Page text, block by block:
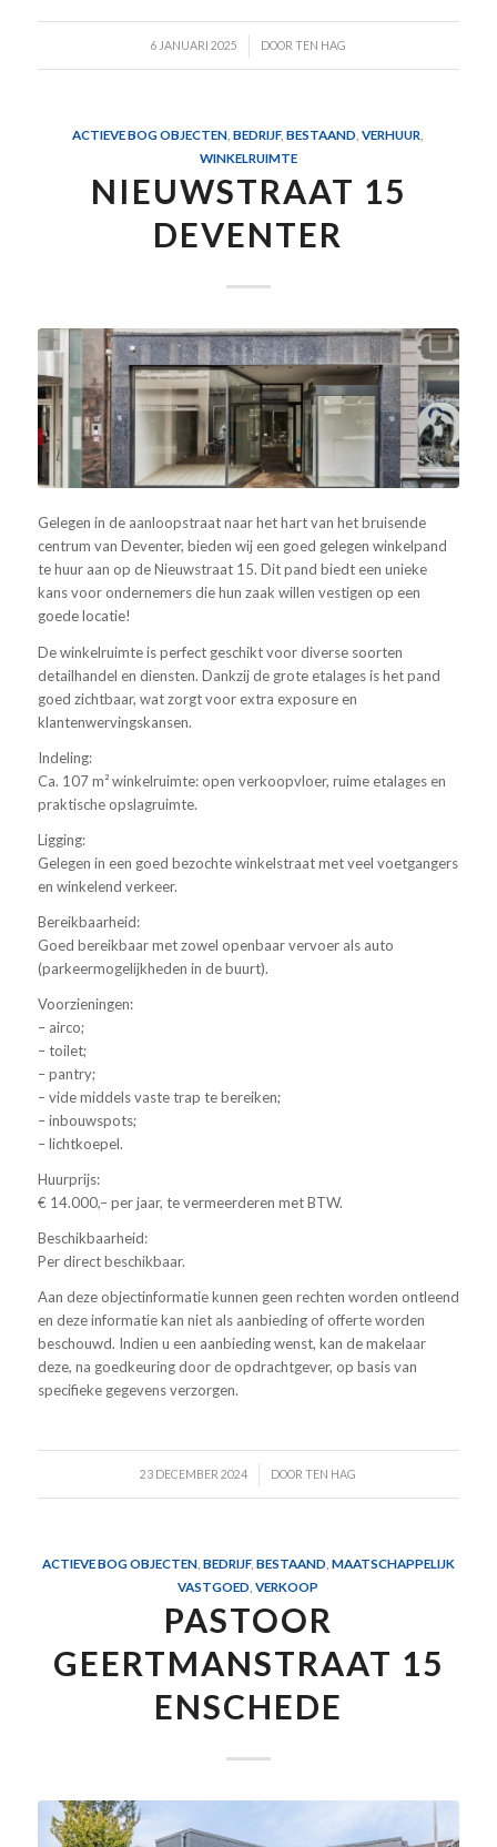
6 JANUARI 2025
/ DOORTEN HAG
ACTIEVE BOG OBJECTEN ,BEDRIJF,BESTAAND ,VERHUUR
WINKELRUIMTE
NIEUWSTRAAT 15
DEVENTER
Gelegen in de aanloopstraat naar het hart van het bruisende
centrum van Deventer, bieden wij een goed gelegen winkelpand
te huur aan op de Nieuwstraat 15. Dit pand biedt een unieke
kans voor ondernemers die hun zaak willen vestigen op een
goede locatie!
De winkelruimte is perfect geschikt voor diverse soorten
detailhandel en diensten. Dankzij de grote etalages is het pand
goed zichtbaar, wat zorgt voor extra exposure en
klantenwervingskansen.
Indeling:
Ca. 107 m² winkelruimte: open verkoopvloer, ruime etalages en
praktische opslagruimte.
Ligging:
Gelegen in een goed bezochte winkelstraat met veel voetgangers
en winkelend verkeer.
Bereikbaarheid:
Goed bereikbaar met zowel openbaar vervoer als auto
(parkeermogelijkheden in de buurt).
Voorzieningen:
– airco;
– toilet;
– pantry;
– vide middels vaste trap te bereiken;
– inbouwspots;
– lichtkoepel.
Huurprijs:
€ 14.000,– per jaar, te vermeerderen met BTW.
Beschikbaarheid:
Per direct beschikbaar.
Aan deze objectinformatie kunnen geen rechten worden ontleend
en deze informatie kan niet als aanbieding of offerte worden
beschouwd. Indien u een aanbieding wenst, kan de makelaar
deze, na goedkeuring door de opdrachtgever, op basis van
specifieke gegevens verzorgen.
23 DECEMBER 2024
/ DOORTEN HAG
ACTIEVE BOG OBJECTEN, BEDRIJF, BESTAAND MAATSCHAPPELIJK
VASTGOED ,VERKOOP
PASTOOR
GEERTMANSTRAAT 15
ENSCHEDE